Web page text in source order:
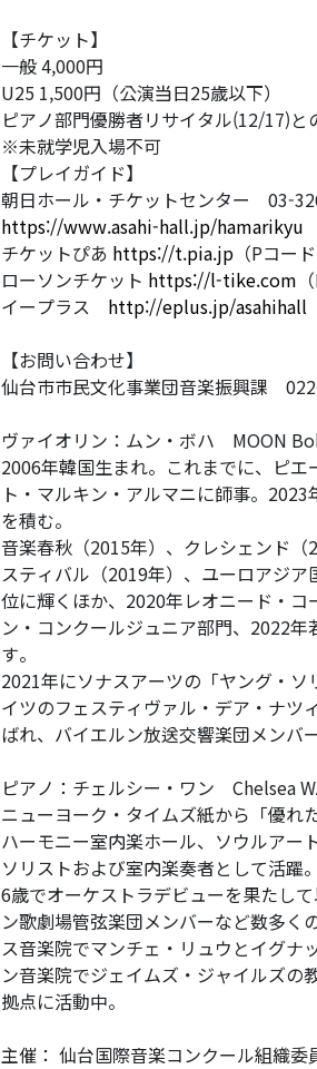
【チケット】
一般 4,000円
U25 1,500円（公演当日25歳以下）
ピアノ部門優勝者リサイタル(12/17)と
※未就学児入場不可
【プレイガイド】
朝日ホール・チケットセンター 03-
https://www.asahi-hall.jp/hamarikyu
チケットぴあ https://t.pia.jp （Pコー
ローソンチケット https://l-tike.com
イープラス http://eplus.jp/asahihall
【お問い合わせ】
仙台市市民文化事業団音楽振興課
ヴァイオリン：ムン・ボハ MOON
2006年韓国生まれ。これまでに、ピ
ト・マルキン・アルマニに師事。
を積む。
音楽春秋（2015年）、クレシェンド
スティバル（2019年）、ユーロアジ
位に輝くほか、2020年レオニード・
ン・コンクールジュニア部門、2022
す。
2021年にソナスアーツの「ヤング・
イツのフェスティヴァル・デア・ナツ
ばれ、バイエルン放送交響楽団メンバ
ピアノ：チェルシー・ワン Chelsea
ニューヨーク・タイムズ紙から「優れ
ハーモニー室内楽ホール、ソウルアー
ソリストおよび室内楽奏者として活躍。
6歳でオーケストラデビューを果たし
ン歌劇場管弦楽団メンバーなど数多く
ス音楽院でマンチェ・リュウとイグナ
ン音楽院でジェイムズ・ジャイルズの
拠点に活動中。
主催： 仙台国際音楽コンクール組織委